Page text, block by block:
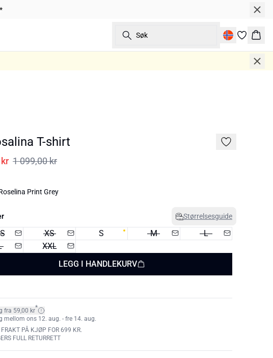
Søk
T-shirt
1 099,00 kr
Print Grey
Størrelsesguide
XS S M
L
XXL
LEGG I HANDLEKURV
fra 59,00 kr*
mellom ons 12. aug. - fre 14. aug.
FRAKT PÅ KJØP FOR 699 KR.
FULL RETURRETT